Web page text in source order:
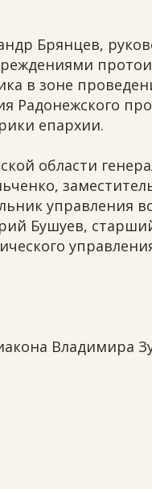
Брянцев,
в зоне
Радонежского
епархии.
области
управления
Бушуев,
Владимира